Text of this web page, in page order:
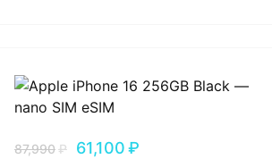
87,990₽ 61,100₽